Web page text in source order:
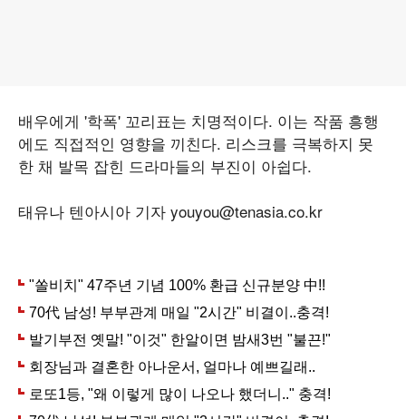
배우에게 '학폭' 꼬리표는 치명적이다. 이는 작품 흥행
에도 직접적인 영향을 끼친다. 리스크를 극복하지 못
한 채 발목 잡힌 드라마들의 부진이 아쉽다.
태유나 텐아시아 기자 youyou@tenasia.co.kr